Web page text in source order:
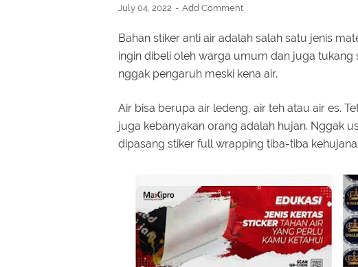
July 04, 2022 Add Comment
Bahan stiker anti air adalah salah satu jenis
ingin dibeli oleh warga umum dan juga tukang
nggak pengaruh meski kena air.
Air bisa berupa air ledeng, air teh atau air es.
juga kebanyakan orang adalah hujan. Nggak
dipasang stiker full wrapping tiba-tiba